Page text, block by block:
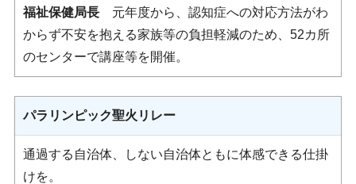
福祉保健局長元年度から、認知症への対応方法がわ
からず不安を抱える家族等の負担軽減のため、52カ所
のセンターで講座等を開催。
パラリンピック聖火リレー
通過する自治体、しない自治体ともに体感できる仕掛
けを。